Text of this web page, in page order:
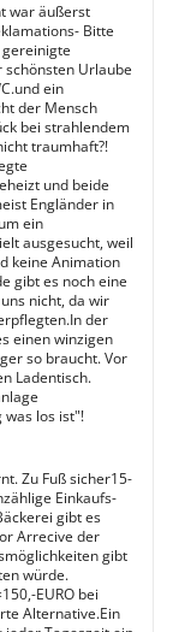
war äußerst
Bitte
Urlaube
ein
der Mensch
bei strahlendem
traumhaft?!
und beide
Engländer in
ein
ausgesucht, weil
keine Animation
gibt es noch eine
nicht, da wir
der
einen winzigen
so braucht. Vor
Ladentisch.
was los ist"!
Zu Fuß sicher15-
Einkaufs-
gibt es
Arrecive der
gibt
würde.
EURO bei
Alternative.Ein